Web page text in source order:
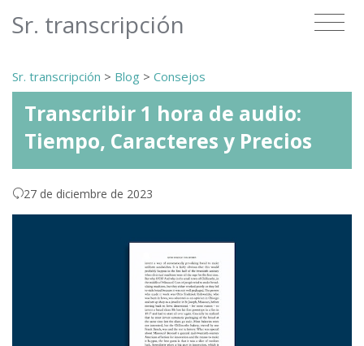
Sr. transcripción
Sr. transcripción > Blog > Consejos
Transcribir 1 hora de audio:
Tiempo, Caracteres y Precios
27 de diciembre de 2023